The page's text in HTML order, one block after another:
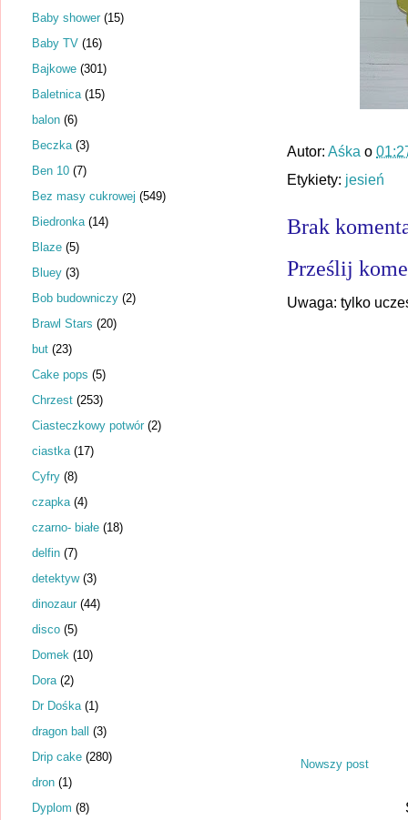
Autor: Aśka o
Etykiety: jesień
Brak
Prześlij
Uwaga: tylko
Nowszy post
Baby shower (15)
Baby TV (16)
Bajkowe (301)
Baletnica (15)
balon (6)
Beczka (3)
Ben 10 (7)
Bez masy cukrowej (549)
Biedronka (14)
Blaze (5)
Bluey (3)
Bob budowniczy (2)
Brawl Stars (20)
but (23)
Cake pops (5)
Chrzest (253)
Ciasteczkowy potwór (2)
ciastka (17)
Cyfry (8)
czapka (4)
czarno- białe (18)
delfin (7)
detektyw (3)
dinozaur (44)
disco (5)
Domek (10)
Dora (2)
Dr Dośka (1)
dragon ball (3)
Drip cake (280)
dron (1)
Dyplom (8)